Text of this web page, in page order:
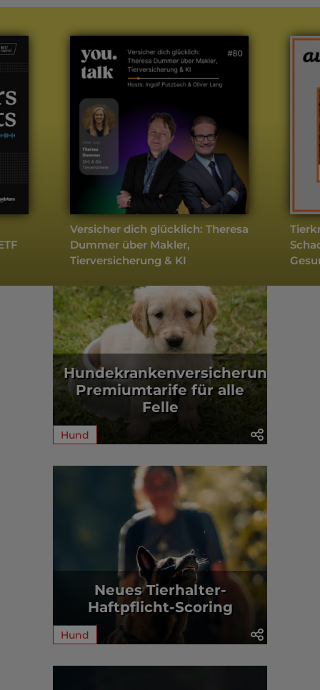
Versicher dich glücklich: Theresa
Dummer über Makler,
Tierversicherung & KI
weitere Podcasts
- Aktuell
Hundekrankenversicherung:
Premiumtarife für alle
Felle
Hund
Neues Tierhalter-
Haftpflicht-Scoring
Hund